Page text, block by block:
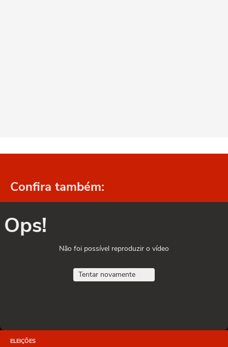
Confira também:
Ops!
Não foi possível reproduzir o vídeo
Tentar novamente
ELEIÇÕES